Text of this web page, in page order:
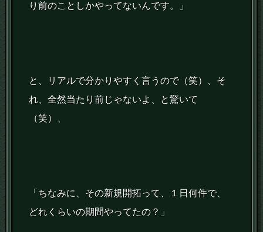
り前のことしかやってないんです。」
と、リアルで分かりやすく言うので（笑）、そ
れ、全然当たり前じゃないよ、と驚いて
（笑）、
「ちなみに、その新規開拓って、１日何件で、
どれくらいの期間やってたの？」